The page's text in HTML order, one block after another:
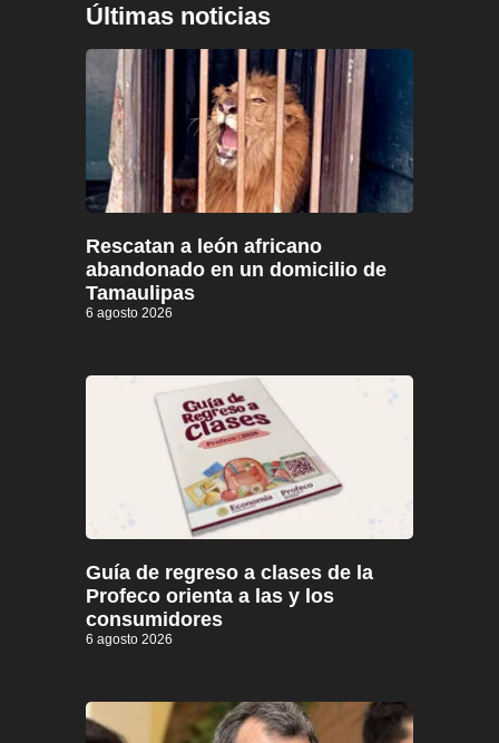
Últimas noticias
Rescatan a león africano
abandonado en un domicilio de
Tamaulipas
6 agosto 2026
Guía de regreso a clases de la
Profeco orienta a las y los
consumidores
6 agosto 2026